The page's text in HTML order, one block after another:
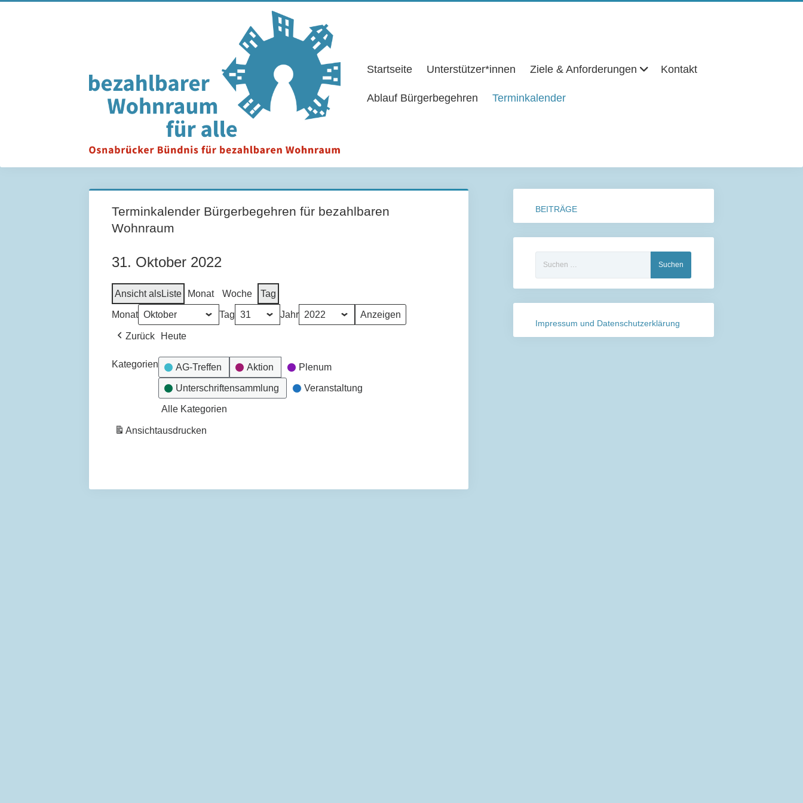
Startseite Unterstützer*innen Ziele & Anforderungen Kontakt
Ablauf Bürgerbegehren Terminkalender
Terminkalender Bürgerbegehren für bezahlbaren
Wohnraum
31. Oktober 2022
Ansicht alsListe Monat Woche Tag
Monat Tag Jahr
Zurück Heute
Kategorien AG-Treffen Aktion Plenum
Unterschriftensammlung Veranstaltung
Alle Kategorien
Ansichtausdrucken
BEITRÄGE
Impressum und Datenschutzerklärung